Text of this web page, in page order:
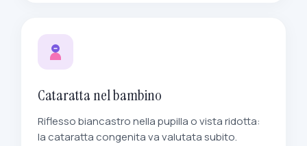
Cataratta nel bambino
Riflesso biancastro nella pupilla o vista ridotta:
la cataratta congenita va valutata subito.